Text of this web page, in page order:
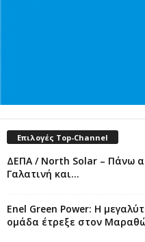
Επιλογές Top-Channel
ΔΕΠΑ / North Solar – Πάνω
Γαλατινή και...
Enel Green Power: Η
ομάδα έτρεξε στον